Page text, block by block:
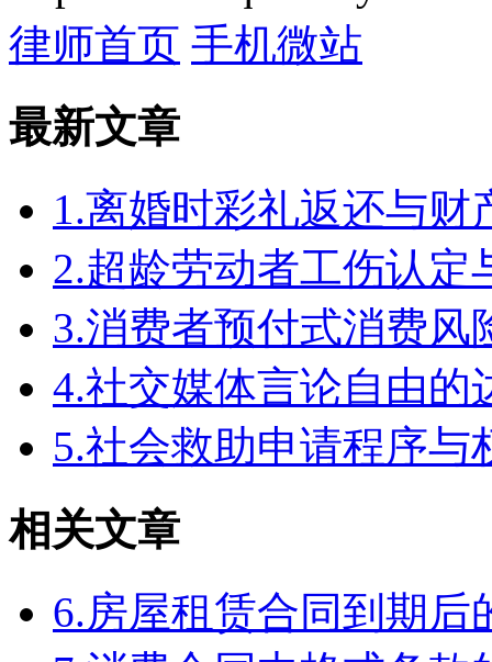
律师首页 手机微站
最新文章
1.离婚时彩礼返还与财
2.超龄劳动者工伤认定
3.消费者预付式消费风
4.社交媒体言论自由
5.社会救助申请程序与
相关文章
6.房屋租赁合同到期后